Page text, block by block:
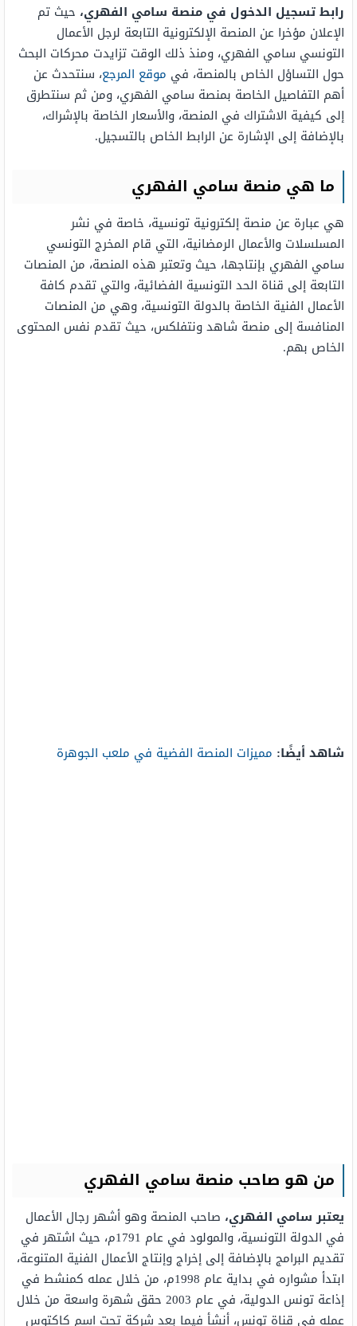
رابط تسجيل الدخول في منصة سامي الفهري، حيث تم
الإعلان مؤخرا عن المنصة الإلكترونية التابعة لرجل الأعمال
التونسي سامي الفهري، ومنذ ذلك الوقت تزايدت محركات البحث
حول التساؤل الخاص بالمنصة، في موقع المرجع، سنتحدث عن
أهم التفاصيل الخاصة بمنصة سامي الفهري، ومن ثم سنتطرق
إلى كيفية الاشتراك في المنصة، والأسعار الخاصة بالإشراك،
بالإضافة إلى الإشارة عن الرابط الخاص بالتسجيل.
ما هي منصة سامي الفهري
هي عبارة عن منصة إلكترونية تونسية، خاصة في نشر
المسلسلات والأعمال الرمضانية، التي قام المخرج التونسي
سامي الفهري بإنتاجها، حيث وتعتبر هذه المنصة، من المنصات
التابعة إلى قناة الحد التونسية الفضائية، والتي تقدم كافة
الأعمال الفنية الخاصة بالدولة التونسية، وهي من المنصات
المنافسة إلى منصة شاهد ونتفلكس، حيث تقدم نفس المحتوى
الخاص بهم.
شاهد أيضًا: مميزات المنصة الفضية في ملعب الجوهرة
من هو صاحب منصة سامي الفهري
يعتبر سامي الفهري، صاحب المنصة وهو أشهر رجال الأعمال
في الدولة التونسية، والمولود في عام 1791م، حيث اشتهر في
تقديم البرامج بالإضافة إلى إخراج وإنتاج الأعمال الفنية المتنوعة،
ابتدأ مشواره في بداية عام 1998م، من خلال عمله كمنشط في
إذاعة تونس الدولية، في عام 2003 حقق شهرة واسعة من خلال
عمله في قناة تونس، أنشأ فيما بعد شركة تحت اسم كاكتوس